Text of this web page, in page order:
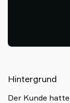
Hintergrund
Der Kunde